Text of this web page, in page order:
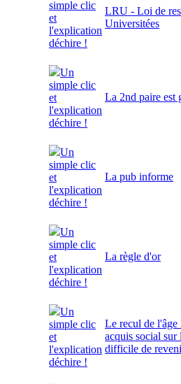
simple clic
et
l'explication
déchire !
LRU - Loi de
Universitées
Un
simple clic
et
l'explication
déchire !
La 2nd paire est
Un
simple clic
et
l'explication
déchire !
La pub informe
Un
simple clic
et
l'explication
déchire !
La règle d'or
Un
simple clic
et
l'explication
déchire !
Le recul de l'âge
acquis social sur
difficile de